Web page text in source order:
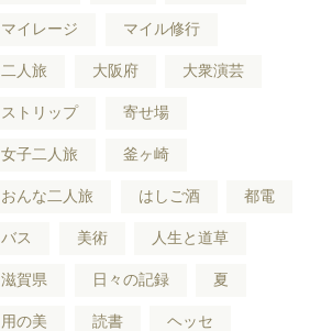
マイレージ マイル修行
二人旅 大阪府 大衆演芸
ストリップ 寄せ場
女子二人旅 釜ヶ崎
おんな二人旅 はしご酒 都電
バス 美術 人生と道草
滋賀県 日々の記録 夏
用の美 読書 ヘッセ